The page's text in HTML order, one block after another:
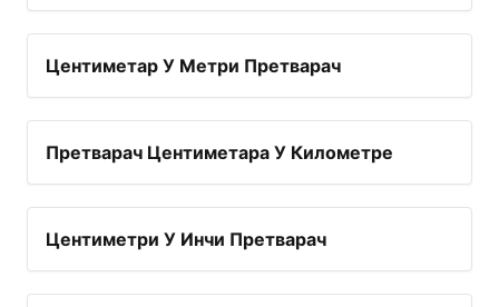
Центиметар У Метри Претварач
Претварач Центиметара У Километре
Центиметри У Инчи Претварач